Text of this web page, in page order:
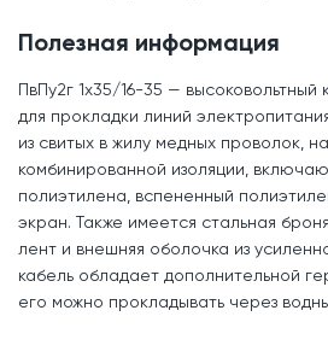
Полезная информация
ПвПу2г 1x35/16-35 — высоковольтный
для прокладки линий
из свитых в жилу медных проволок,
комбинированной изоляции,
полиэтилена, вспененный
экран. Также имеется стальная
лент и внешняя оболочка из
кабель обладает дополнительной
его можно прокладывать через